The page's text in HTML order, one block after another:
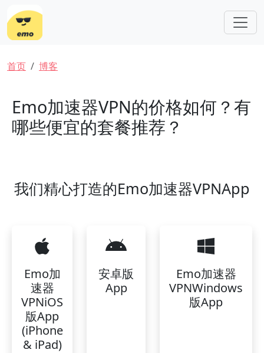
面包屑
首页 博客
Emo加速器VPN的价格如何？有
哪些便宜的套餐推荐？
我们精心打造的Emo加速器VPNApp
Emo加
速器
VPNiOS
版App
(iPhone
& iPad)
安卓版
App
Emo加速器
VPNWindows
版App